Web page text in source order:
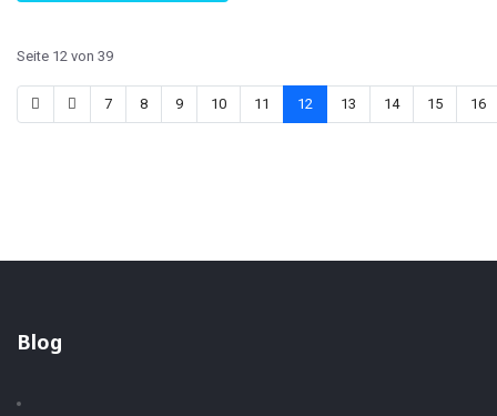
Seite 12 von 39
7 8 9 10 11 12 13 14 15 16
Blog